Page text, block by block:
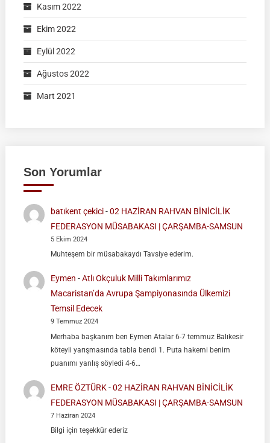
Kasım 2022
Ekim 2022
Eylül 2022
Ağustos 2022
Mart 2021
Son Yorumlar
batıkent çekici-02 HAZİRAN RAHVAN BİNİCİLİK
FEDERASYON MÜSABAKASI | ÇARŞAMBA-SAMSUN
5 Ekim 2024
Muhteşem bir müsabakaydı Tavsiye ederim.
Eymen -Atlı Okçuluk Milli Takımlarımız
Macaristan’da Avrupa Şampiyonasında Ülkemizi
Temsil Edecek
9 Temmuz 2024
Merhaba başkanım ben Eymen Atalar 6-7 temmuz Balıkesir
köteyli yarışmasında tabla bendi 1. Puta hakemi benim
puanımı yanlış söyledi 4-6…
EMRE ÖZTÜRK-02 HAZİRAN RAHVAN BİNİCİLİK
FEDERASYON MÜSABAKASI | ÇARŞAMBA-SAMSUN
7 Haziran 2024
Bilgi için teşekkür ederiz